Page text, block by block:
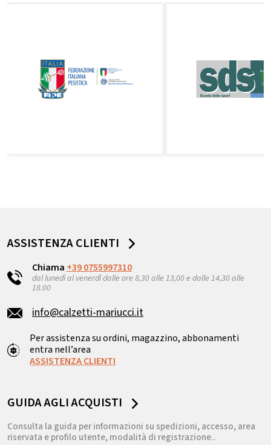
ASSISTENZA CLIENTI
Chiama +39 0755997310
dal lunedì al venerdì dalle ore 8,30 alle 13,00 e dalle 14,30 alle
18.00
info@calzetti-mariucci.it
Per assistenza su ordini, magazzino, abbonamenti
entra nell’area
ASSISTENZA CLIENTI
GUIDA AGLI ACQUISTI
Consulta la guida per informazioni su spedizioni, accesso, area
riservata e profilo utente, modalità di registrazione..